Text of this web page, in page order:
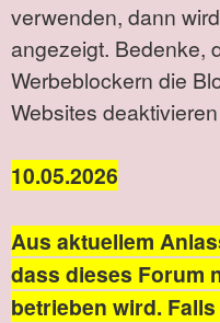
verwenden, dann
angezeigt. Bedenke,
Werbeblockern die
Websites
10.05.2026
Aus aktuellem
dass dieses Forum
betrieben wird.